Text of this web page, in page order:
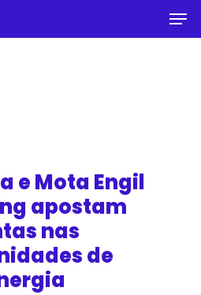
e Mota Engil
apostam
nas
de